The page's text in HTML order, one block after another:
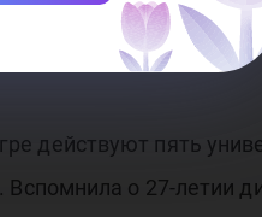
особое
действуют пять
Вспомнила о 27-летии